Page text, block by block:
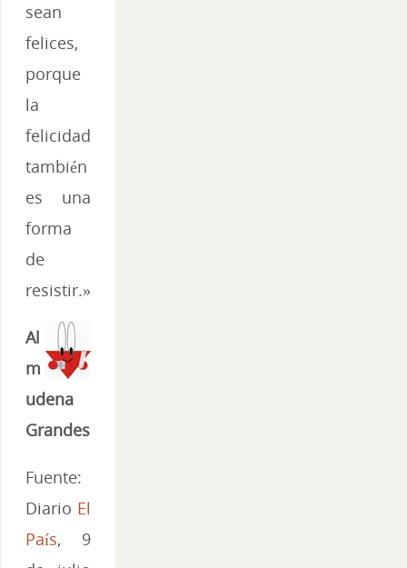
sean
felices,
porque
la
felicidad
también
es una
forma
de
resistir.»
Al
m
udena
Grandes
Fuente:
Diario El
País, 9